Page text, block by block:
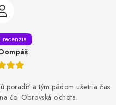
poradiť a tým pádom ušetria čas
čo. Obrovská ochota.